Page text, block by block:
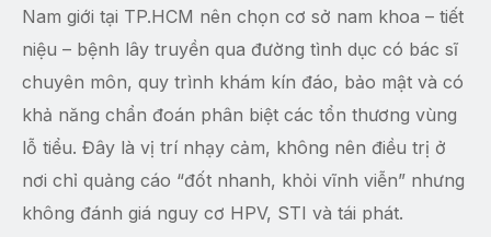
Nam giới tại TP.HCM nên chọn cơ sở nam khoa – tiết
niệu – bệnh lây truyền qua đường tình dục có bác sĩ
chuyên môn, quy trình khám kín đáo, bảo mật và có
khả năng chẩn đoán phân biệt các tổn thương vùng
lỗ tiểu. Đây là vị trí nhạy cảm, không nên điều trị ở
nơi chỉ quảng cáo “đốt nhanh, khỏi vĩnh viễn” nhưng
không đánh giá nguy cơ HPV, STI và tái phát.